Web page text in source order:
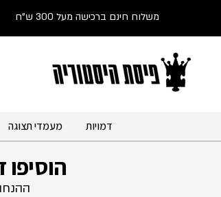
משלוח חינם ברכישה מעל 300 ש"ח
דמויות מעמדי תצוגה